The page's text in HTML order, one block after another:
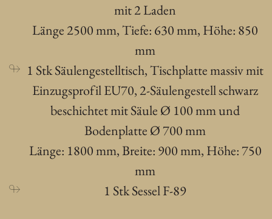
mit 2 Laden
Länge 2500 mm, Tiefe: 630 mm, Höhe: 850
mm
1 Stk Säulengestelltisch, Tischplatte massiv mit
Einzugsprofil EU70, 2-Säulengestell schwarz
beschichtet mit Säule Ø 100 mm und
Bodenplatte Ø 700 mm
Länge: 1800 mm, Breite: 900 mm, Höhe: 750
mm
1 Stk Sessel F-89